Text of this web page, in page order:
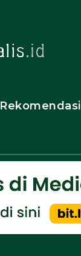
Rekomendasi